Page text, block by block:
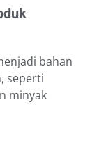
bahan
seperti
minyak